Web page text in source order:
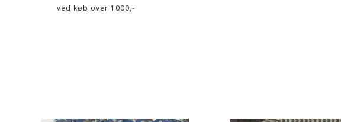
ved køb over 1000,-